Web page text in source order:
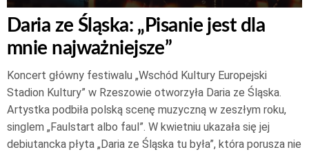
Daria ze Śląska: „Pisanie jest dla
mnie najważniejsze”
Koncert główny festiwalu „Wschód Kultury Europejski
Stadion Kultury” w Rzeszowie otworzyła Daria ze Śląska.
Artystka podbiła polską scenę muzyczną w zeszłym roku,
singlem „Faulstart albo faul”. W kwietniu ukazała się jej
debiutancka płyta „Daria ze Śląska tu była”, która porusza nie